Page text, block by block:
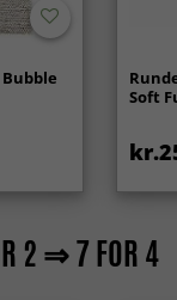
Soft
2 ⇒ 7 FOR 4